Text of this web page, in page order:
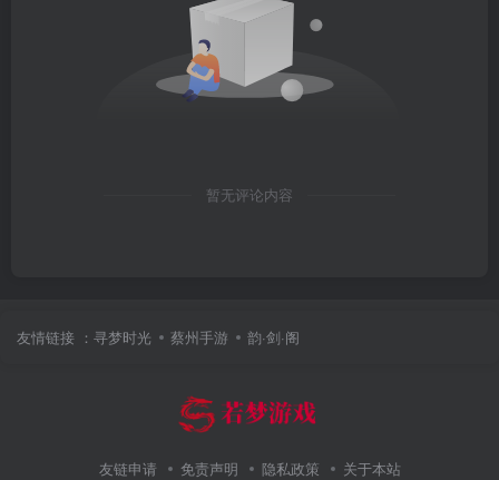
暂无评论内容
友情链接 ： 寻梦时光 蔡州手游 韵·剑·阁
友链申请 免责声明 隐私政策 关于本站